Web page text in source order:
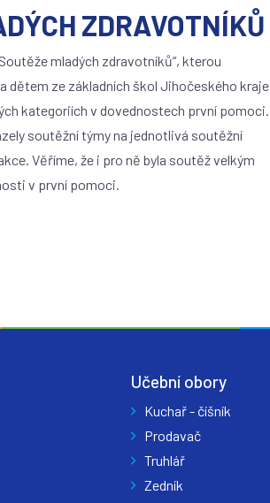
ZDRAVOTNÍKŮ
mladých zdravotníků“, kterou
dětem ze základních škol Jihočeského
kategoriích v dovednostech první pomoci.
soutěžní týmy na jednotlivá soutěžní
Věříme, že i pro ně byla soutěž velkým
v první pomoci.
Učební obory
Kuchař - číšník
Prodavač
Truhlář
Zedník